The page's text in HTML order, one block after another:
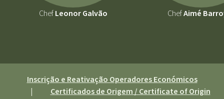
ChefLeonor Galvão ChefAimé
Inscrição e Reativação Operadores Económicos
|
Certificados de Origem / Certificate of Origin